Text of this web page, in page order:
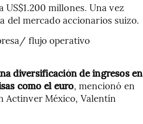
millones. Una vez
del mercado accionarios suizo.
flujo operativo
diversificación de ingresos en
como el euro, mencionó en
Actinver México, Valentín